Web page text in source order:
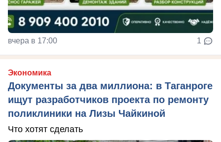
вчера в 17:00 1
Экономика
Документы за два миллиона: в Таганроге
ищут разработчиков проекта по ремонту
поликлиники на Лизы Чайкиной
Что хотят сделать